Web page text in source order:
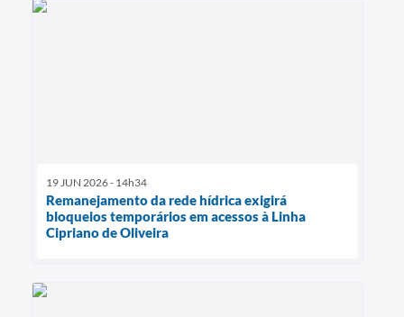
19 JUN 2026 - 14h34
Remanejamento da rede hídrica exigirá
bloqueios temporários em acessos à Linha
Cipriano de Oliveira